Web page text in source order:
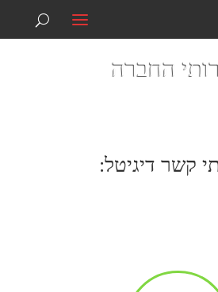
074-7039292
החברה
קשר דיגיטל: